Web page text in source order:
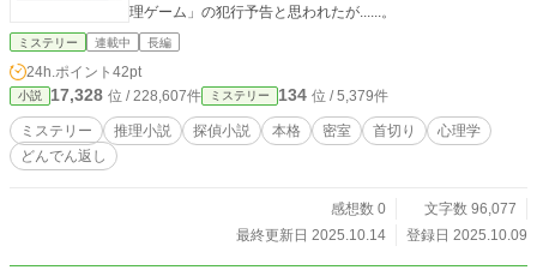
理ゲーム」の犯行予告と思われたが......。
ミステリー 連載中 長編
24h.ポイント 42pt
小説 17,328 位 / 228,607件 ミステリー 134 位 / 5,379件
ミステリー 推理小説 探偵小説 本格 密室 首切り
心理学
どんでん返し
感想数 0
文字数 96,077
最終更新日 2025.10.14
登録日 2025.10.09